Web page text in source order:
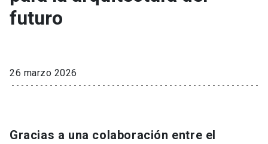
Internacionalización
Vinculación
Información para keyboard_arrow_down
futuro
26 marzo 2026
Gracias a una colaboración entre el